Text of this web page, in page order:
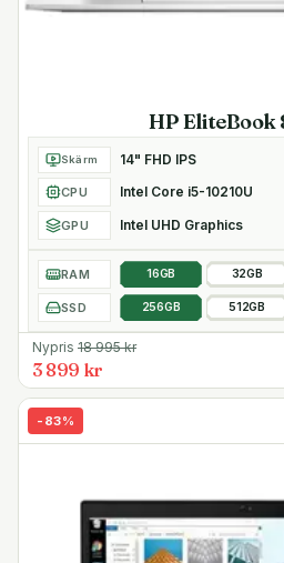
HP EliteBook
Skärm 14" FHD IPS
CPU Intel Core i5-10210U
GPU Intel UHD Graphics
RAM 16GB 32GB
SSD 256GB 512GB
Nypris 18 995kr
3 899 kr
- 83%